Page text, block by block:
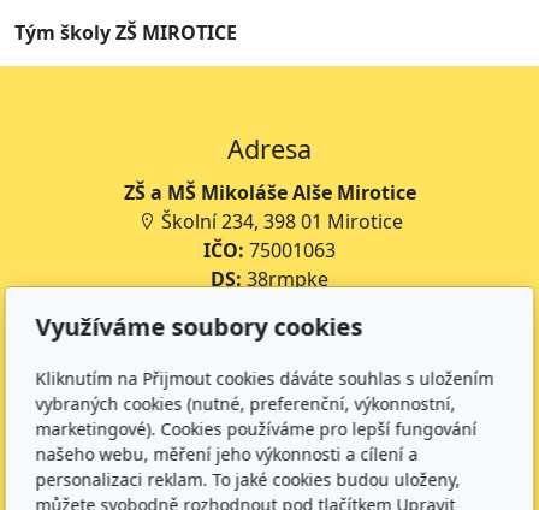
Tým školy ZŠ MIROTICE
Adresa
ZŠ a MŠ Mikoláše Alše Mirotice
Školní 234, 398 01 Mirotice
IČO: 75001063
DS: 38rmpke
Číslo účtu jídelny:643227399/0800
Kontakt
+420 734 316 620 - Ředitel školy
+420 733 539 322 - Zástupce ředitele pro předškolní
vzdělávání
Využíváme soubory cookies
Kliknutím na Přijmout cookies dáváte souhlas s uložením
vybraných cookies (nutné, preferenční, výkonnostní,
marketingové). Cookies používáme pro lepší fungování
našeho webu, měření jeho výkonnosti a cílení a
personalizaci reklam. To jaké cookies budou uloženy,
můžete svobodně rozhodnout pod tlačítkem Upravit